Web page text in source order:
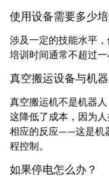
使用设备需要多少培
涉及一定的技能水平
培训时间通常不超过一
真空搬运设备与机
真空搬运机不是机器
这降低了成本，因为
相应的反应——这是机
程控制。
如果停电怎么办？